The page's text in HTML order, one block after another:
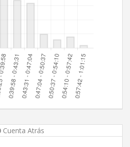
Cuenta Atrás